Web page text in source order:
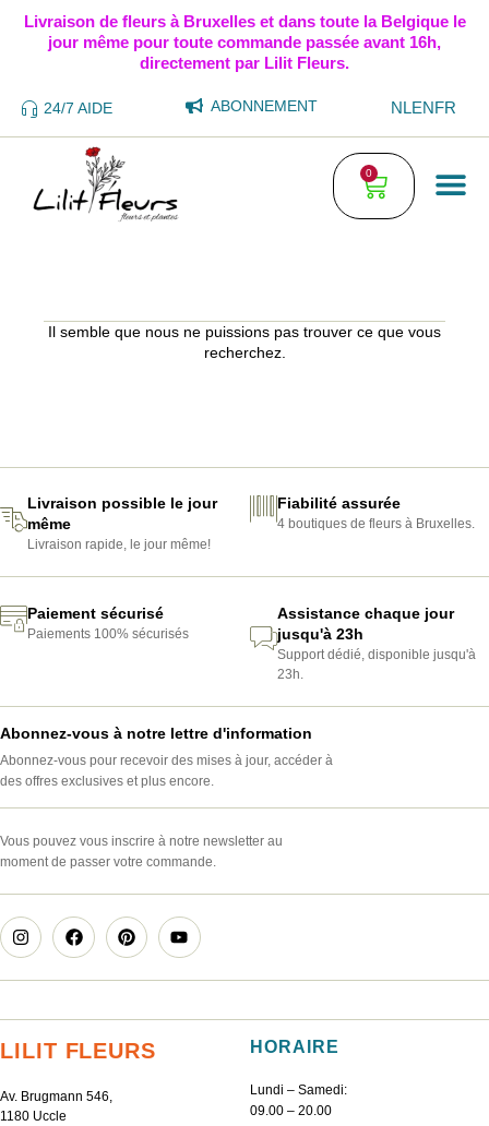
Livraison de fleurs à Bruxelles et dans toute la Belgique le
jour même pour toute commande passée avant 16h,
directement par Lilit Fleurs.
24/7 AIDE ABONNEMENT NLENFR
0
Il semble que nous ne puissions pas trouver ce que vous
recherchez.
Livraison possible le jour
même
Livraison rapide, le jour même!
Fiabilité assurée
4 boutiques de fleurs à Bruxelles.
Paiement sécurisé
Paiements 100% sécurisés
Assistance chaque jour
jusqu'à 23h
Support dédié, disponible jusqu'à
23h.
Abonnez-vous à notre lettre d'information
Abonnez-vous pour recevoir des mises à jour, accéder à
des offres exclusives et plus encore.
Vous pouvez vous inscrire à notre newsletter au
moment de passer votre commande.
LILIT FLEURS
Av. Brugmann 546,
1180 Uccle
HORAIRE
Lundi – Samedi:
09.00 – 20.00